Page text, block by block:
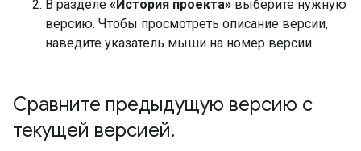
В разделе «История проекта» выберите нужную
версию. Чтобы просмотреть описание версии,
наведите указатель мыши на номер версии.
Сравните предыдущую версию с
текущей версией.